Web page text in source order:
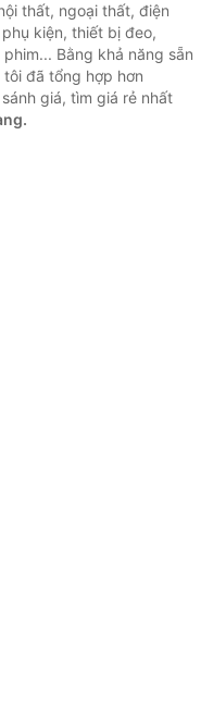
thất, ngoại thất, điện
kiện, thiết bị đeo,
Bằng khả năng sẵn
đã tổng hợp hơn
giá, tìm giá rẻ nhất